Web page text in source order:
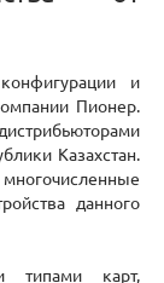
и
Пионер.
Казахстан.
данного
типами карт,